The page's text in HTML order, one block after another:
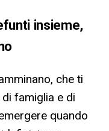
insieme,
che ti
famiglia e di
quando